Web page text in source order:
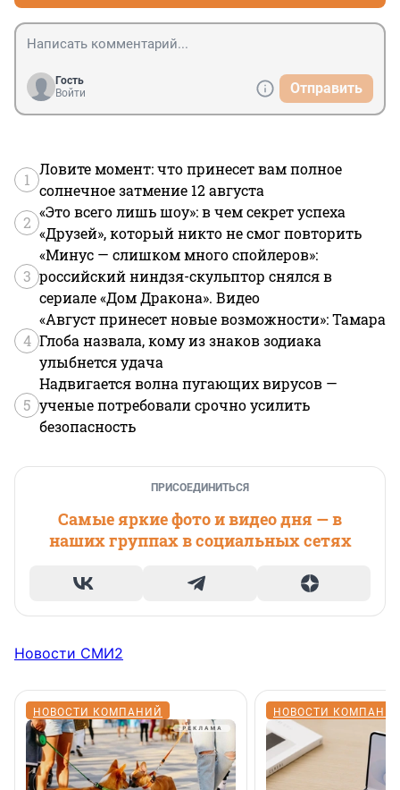
Гость
Войти
Отправить
1
Ловите момент: что принесет вам полное
солнечное затмение 12 августа
2
«Это всего лишь шоу»: в чем секрет успеха
«Друзей», который никто не смог повторить
3
«Минус — слишком много спойлеров»:
российский ниндзя-скульптор снялся в
сериале «Дом Дракона». Видео
4
«Август принесет новые возможности»: Тамара
Глоба назвала, кому из знаков зодиака
улыбнется удача
5
Надвигается волна пугающих вирусов —
ученые потребовали срочно усилить
безопасность
ПРИСОЕДИНИТЬСЯ
Самые яркие фото и видео дня — в
наших группах в социальных сетях
Новости СМИ2
НОВОСТИ КОМПАНИЙ НОВОСТИ